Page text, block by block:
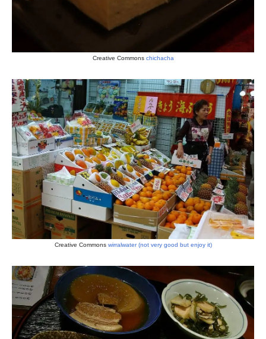
Creative Commons chichacha
Creative Commons wirralwater (not very good but enjoy it)